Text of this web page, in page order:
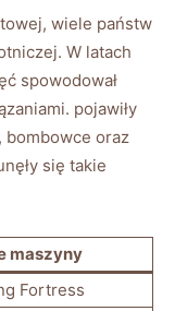
wiele państw
W latach
spowodował
pojawiły
bombowce oraz
się takie
maszyny
Fortress